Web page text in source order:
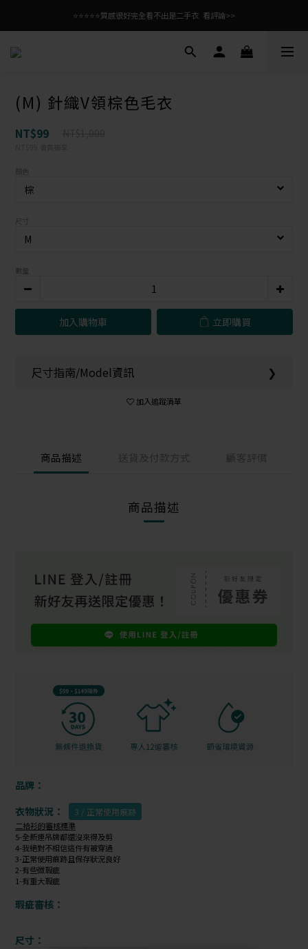
⭐⭐⭐⭐⭐質感很好完全看不出是二手衣  看評論>>
(M) 針織V領棕色毛衣
NT$99 NT$1,000
顏色
尺寸
數量
加入購物車 立即購買
尺寸指南/Model資訊 ❯
加入追蹤清單
商品描述 送貨及付款方式 顧客評價
商品描述
品牌：
衣物狀況：
3 / 正常使用痕跡
二拾衫的審核標準
5-全新連吊牌都還沒來得及剪
4-我絕對不相信這件有被穿過
3-正常使用痕跡且保存狀況良好
2-有些微瑕疵
1-有重大瑕疵
瑕疵審核：
尺寸：